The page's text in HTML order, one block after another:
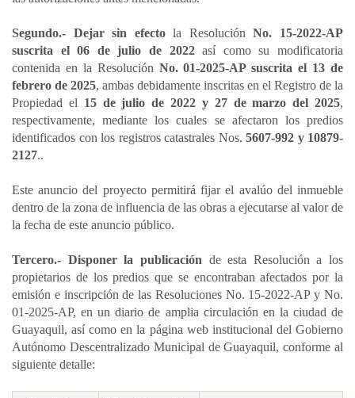
Segundo.- Dejar sin efectola ResoluciónNo. 15-2022-AP
suscrita el 06 de julio de 2022así como su modificatoria
contenida en la Resolución No. 01-2025-AP suscrita el 13 de
febrero de 2025, ambas debidamente inscritas en el Registro de la
Propiedad el 15 de julio de 2022 y 27 de marzo del 2025,
respectivamente, mediante los cuales se afectaron los predios
identificados con los registros catastrales Nos. 5607-992 y 10879-
2127..
Este anuncio del proyecto permitirá fijar el avalúo del inmueble
dentro de la zona de influencia de las obras a ejecutarse al valor de
la fecha de este anuncio público.
Tercero.- Disponer la publicación de esta Resolución a los
propietarios de los predios que se encontraban afectados por la
emisión e inscripción de las Resoluciones No. 15-2022-AP y No.
01-2025-AP, en un diario de amplia circulación en la ciudad de
Guayaquil, así como en la página web institucional del Gobierno
Autónomo Descentralizado Municipal de Guayaquil, conforme al
siguiente detalle: